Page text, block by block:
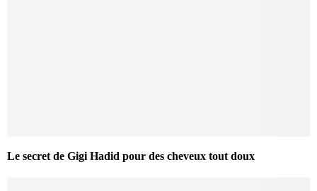
Le secret de Gigi Hadid pour des cheveux tout doux